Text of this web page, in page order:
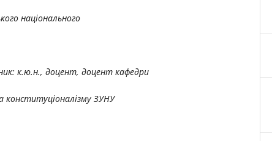
національного
к.ю.н., доцент, доцент кафедри
конституціоналізму ЗУНУ